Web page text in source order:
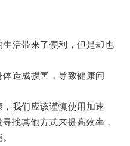
活带来了便利，但是却也
造成损害，导致健康问
我们应该谨慎使用加速
找其他方式来提高效率，